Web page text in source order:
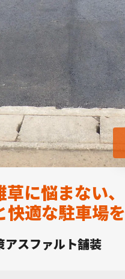
草に悩まない、
快適な駐車場を
アスファルト舗装